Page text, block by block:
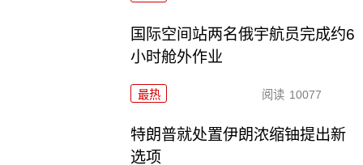
国际空间站两名俄宇航员完成约6
小时舱外作业
最热 阅读 10077
特朗普就处置伊朗浓缩铀提出新
选项